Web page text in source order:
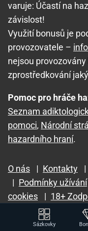
varuje: Účastí na
závislost!
Využití bonusů je
provozovatele –
nejsou
zprostředkování
Pomoc pro hráče
Seznam
pomoci, Národní
hazardního hraní.
O nás | Kontakty |
| Podmínky užívání
cookies
| 18+
GTO Solutions, s.r.o.
Sázkovky